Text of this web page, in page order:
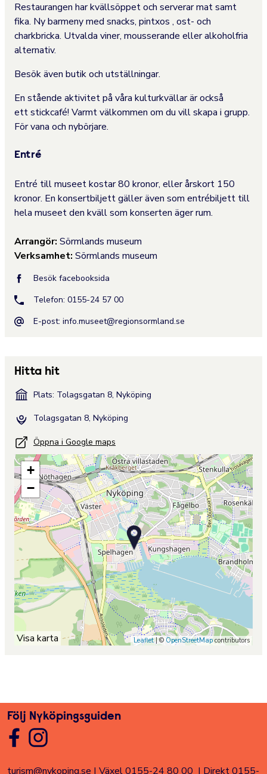
Restaurangen har kvällsöppet och serverar mat samt
fika. Ny barmeny med snacks, pintxos , ost- och
charkbricka. Utvalda viner, mousserande eller alkoholfria
alternativ.
Besök även butik och utställningar.
En stående aktivitet på våra kulturkvällar är också
ettstickcafé! Varmt välkommen om du vill skapa i grupp.
För vana och nybörjare.
Entré
Entré till museet kostar 80 kronor, eller årskort 150
kronor. En konsertbiljett gäller även som entrébiljett till
hela museet den kväll som konserten äger rum.
Arrangör: Sörmlands museum
Verksamhet: Sörmlands museum
Besök facebooksida
Telefon: 0155-24 57 00
E-post: info.museet@regionsormland.se
Hitta hit
Plats: Tolagsgatan 8, Nyköping
Tolagsgatan 8, Nyköping
Öppna i Google maps
+
−
Leaflet| © OpenStreetMap contributors
Visa karta
Följ Nyköpingsguiden
turism@nykoping.se | Växel 0155-24 80 00 | Direkt 0155-